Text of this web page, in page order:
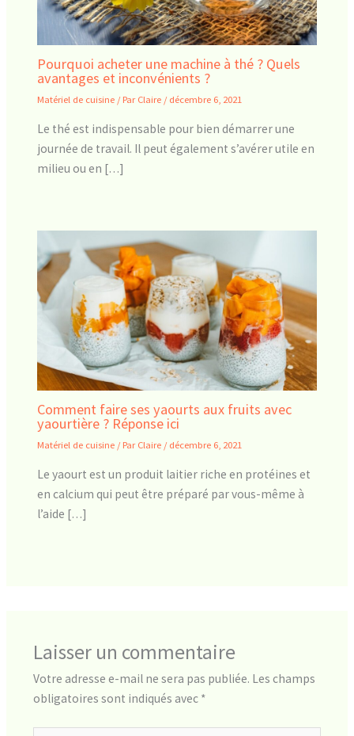
Pourquoi acheter une machine à thé ? Quels
avantages et inconvénients ?
Matériel de cuisine / Par Claire / décembre 6, 2021
Le thé est indispensable pour bien démarrer une
journée de travail. Il peut également s’avérer utile en
milieu ou en […]
Comment faire ses yaourts aux fruits avec
yaourtière ? Réponse ici
Matériel de cuisine / Par Claire / décembre 6, 2021
Le yaourt est un produit laitier riche en protéines et
en calcium qui peut être préparé par vous-même à
l’aide […]
Laisser un commentaire
Votre adresse e-mail ne sera pas publiée. Les champs
obligatoires sont indiqués avec *